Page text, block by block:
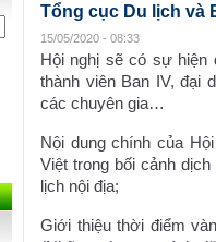
Tổng cục Du lịch và
15/05/2020 - 08:33
Hội nghị sẽ có sự hiện
thành viên Ban IV, đại
các chuyên gia…
Nội dung chính của
Việt trong bối cảnh
lịch nội địa;
Giới thiệu thời điểm